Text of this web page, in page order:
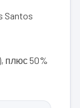
Santos
плюс 50%